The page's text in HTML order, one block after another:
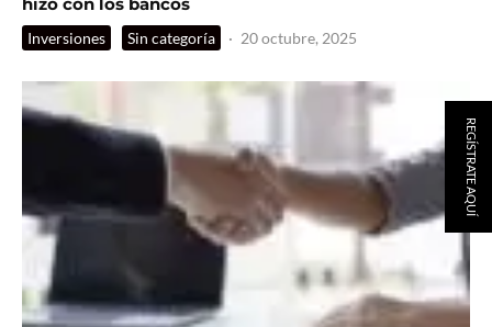
Inversiones Sin categoría · 20 octubre, 2025
REGÍSTRATE AQUÍ